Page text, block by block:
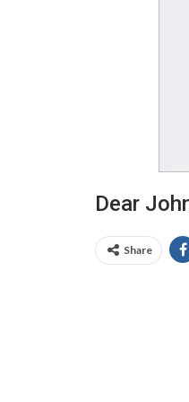
Dear
Share